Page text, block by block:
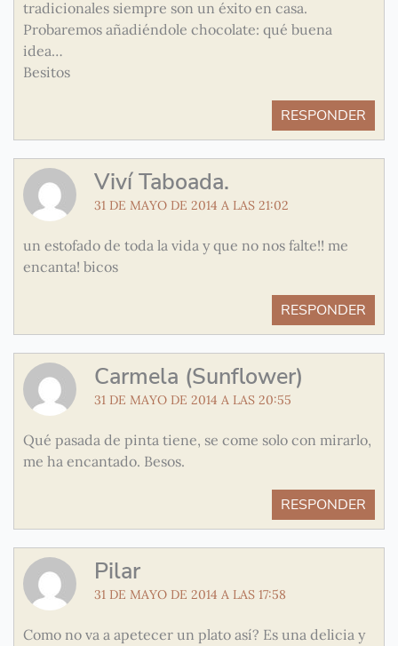
tradicionales siempre son un éxito en casa.
Probaremos añadiéndole chocolate: qué buena
idea…
Besitos
RESPONDER
Viví Taboada.
31 DE MAYO DE 2014 A LAS 21:02
un estofado de toda la vida y que no nos falte!! me
encanta! bicos
RESPONDER
Carmela (Sunflower)
31 DE MAYO DE 2014 A LAS 20:55
Qué pasada de pinta tiene, se come solo con mirarlo,
me ha encantado. Besos.
RESPONDER
Pilar
31 DE MAYO DE 2014 A LAS 17:58
Como no va a apetecer un plato así? Es una delicia y